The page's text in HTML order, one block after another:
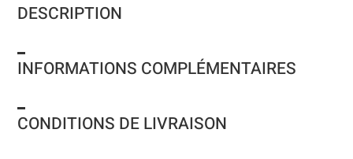
DESCRIPTION
INFORMATIONS COMPLÉMENTAIRES
CONDITIONS DE LIVRAISON